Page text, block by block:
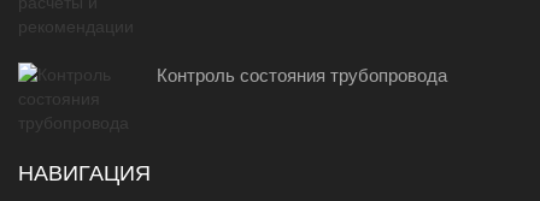
Контроль состояния трубопровода
НАВИГАЦИЯ